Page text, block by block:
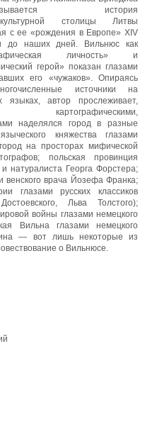
история
столицы Литвы
с ее «рождения в Европе» XIV
до наших дней. Вильнюс как
личность» и
герой» показан глазами
его «чужаков». Опираясь
источники на
языках, автор прослеживает,
картографическими,
наделялся город в разные
княжества глазами
на просторах мифической
польская провинция
натуралиста Георга Форстера;
венского врача Йозефа Франка;
глазами русских классиков
Льва Толстого);
войны глазами немецкого
Вильна глазами немецкого
— вот лишь некоторые из
о Вильнюсе.